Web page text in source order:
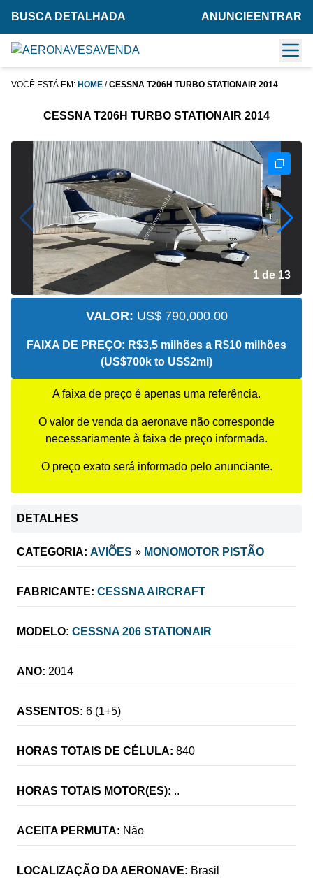
BUSCA DETALHADA ANUNCIE ENTRAR
VOCÊ ESTÁ EM: HOME /CESSNA T206H TURBO STATIONAIR 2014
CESSNA T206H TURBO STATIONAIR 2014
2 de 13
VALOR: US$ 790,000.00
FAIXA DE PREÇO: R$3,5 milhões a R$10 milhões
(US$700k to US$2mi)
A faixa de preço é apenas uma referência.
O valor de venda da aeronave não corresponde
necessariamente à faixa de preço informada.
O preço exato será informado pelo anunciante.
DETALHES
CATEGORIA: AVIÕES » MONOMOTOR PISTÃO
FABRICANTE: CESSNA AIRCRAFT
MODELO: CESSNA 206 STATIONAIR
ANO: 2014
ASSENTOS: 6 (1+5)
HORAS TOTAIS DE CÉLULA: 840
HORAS TOTAIS MOTOR(ES): ..
ACEITA PERMUTA: Não
LOCALIZAÇÃO DA AERONAVE: Brasil